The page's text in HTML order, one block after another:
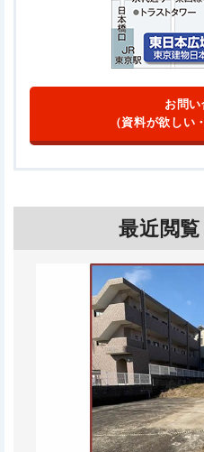
お問い
（資料が欲しい
最近閲